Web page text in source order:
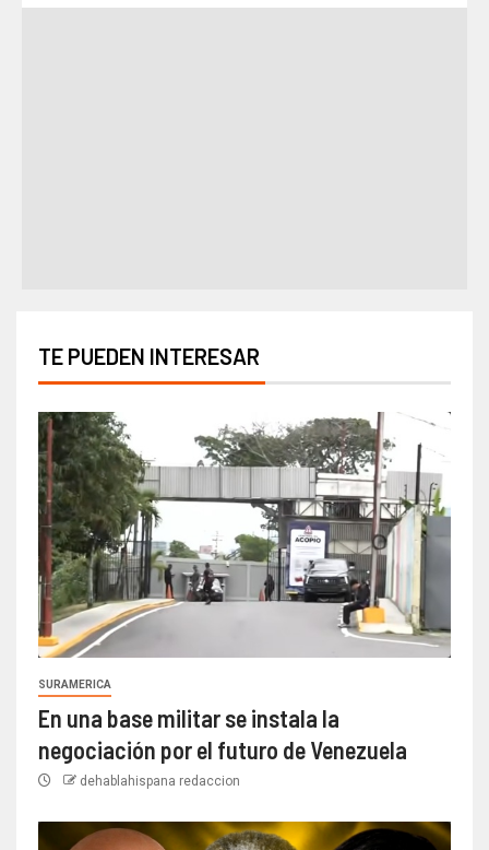
TE PUEDEN INTERESAR
SURAMERICA
En una base militar se instala la
negociación por el futuro de Venezuela
dehablahispana redaccion